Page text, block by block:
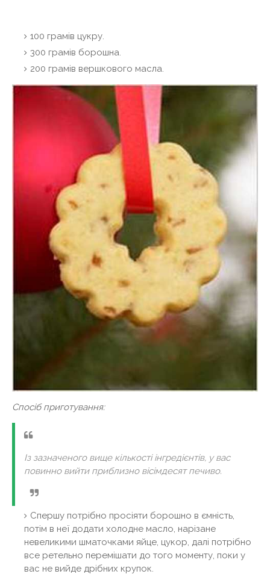
100 грамів цукру.
300 грамів борошна.
200 грамів вершкового масла.
Спосіб приготування:
Із зазначеного вище кількості інгредієнтів, у вас
повинно вийти приблизно вісімдесят печиво.
Спершу потрібно просіяти борошно в ємність,
потім в неї додати холодне масло, нарізане
невеликими шматочками яйце, цукор, далі потрібно
все ретельно перемішати до того моменту, поки у
вас не вийде дрібних крупок.